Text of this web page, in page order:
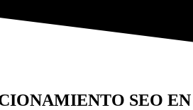
SEO